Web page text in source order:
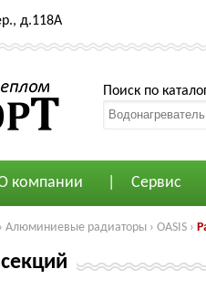
д.118А
Поиск по
компании Сервис
› Алюминиевые радиаторы › OASIS ›